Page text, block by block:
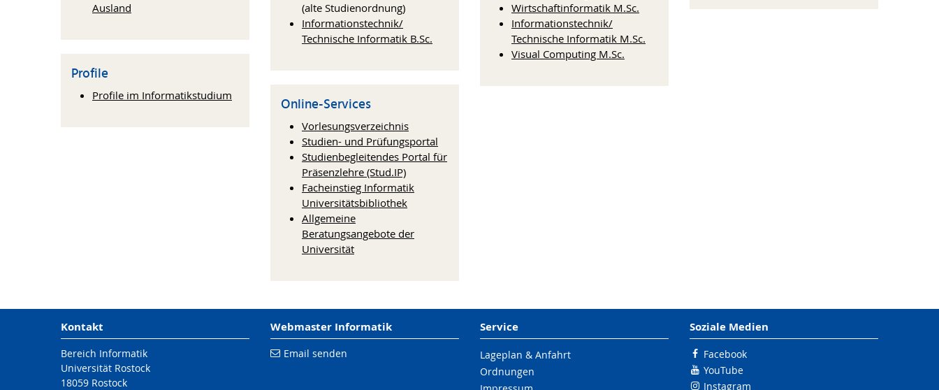
Ausland
Profile
Profile im Informatikstudium
(alte Studienordnung)
Informationstechnik/
Technische Informatik B.Sc.
Online-Services
Vorlesungsverzeichnis
Studien- und Prüfungsportal
Studienbegleitendes Portal für
Präsenzlehre (Stud.IP)
Facheinstieg Informatik
Universitätsbibliothek
Allgemeine
Beratungsangebote der
Universität
Wirtschaftinformatik M.Sc.
Informationstechnik/
Technische Informatik M.Sc.
Visual Computing M.Sc.
Kontakt
Bereich Informatik
Universität Rostock
18059 Rostock
Webmaster Informatik
Email senden
Service
Lageplan & Anfahrt
Ordnungen
Soziale Medien
Facebook
YouTube
Instagram